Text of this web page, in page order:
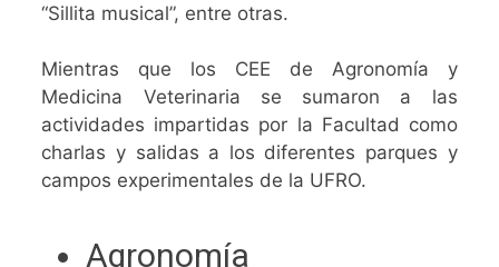
“Sillita musical”, entre otras.
Mientras que los CEE de Agronomía y
Medicina Veterinaria se sumaron a las
actividades impartidas por la Facultad como
charlas y salidas a los diferentes parques y
campos experimentales de la UFRO.
Agronomía